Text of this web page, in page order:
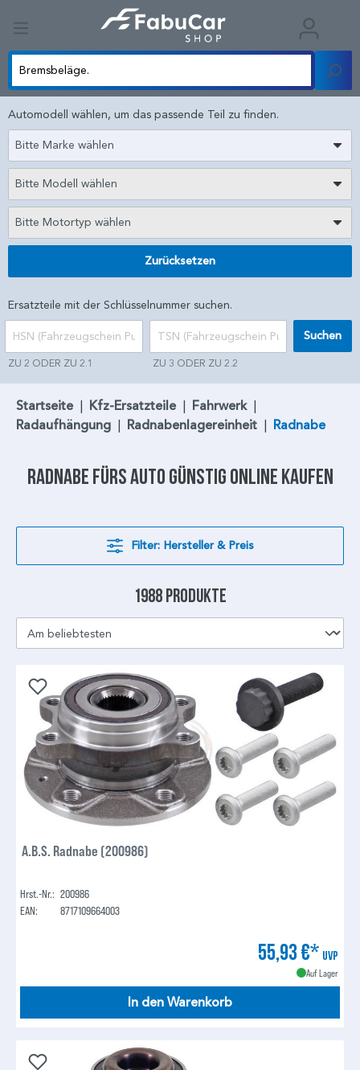
Automodell wählen, um das passende Teil zu finden.
Bitte Marke wählen
Bitte Modell wählen
Bitte Motortyp wählen
Zurücksetzen
Ersatzteile mit der Schlüsselnummer suchen.
ZU 2 ODER ZU 2.1 ZU 3 ODER ZU 2.2
Suchen
Startseite | Kfz-Ersatzteile | Fahrwerk |
Radaufhängung | Radnabenlagereinheit | Radnabe
Radnabe fürs Auto günstig online kaufen
Filter: Hersteller & Preis
1988 Produkte
A.B.S. Radnabe (200986)
Hrst.-Nr.: 200986
EAN:
8717109664003
55,93 €* UVP
Auf Lager
In den Warenkorb